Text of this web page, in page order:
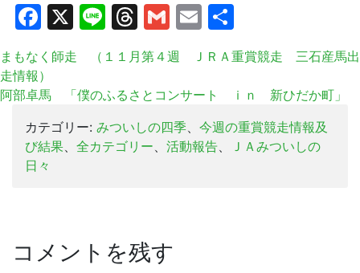
Facebook
X LineThreads
Gmail
Email
有
まもなく師走 （１１月第４週 ＪＲＡ重賞競走 三石産馬出
走情報）
阿部卓馬 「僕のふるさとコンサート ｉｎ 新ひだか町」
カテゴリー: みついしの四季、 今週の重賞競走情報及
び結果、 全カテゴリー、 活動報告、
ＪＡみついしの
日々
コメントを残す